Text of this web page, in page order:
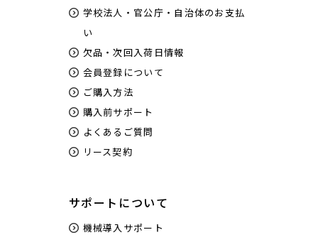
学校法人・官公庁・自治体のお支払
い
欠品・次回入荷日情報
会員登録について
ご購入方法
購入前サポート
よくあるご質問
リース契約
サポートについて
機械導入サポート